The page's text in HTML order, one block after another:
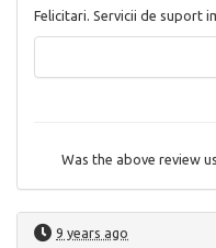
Felicitari. Servicii de suport
Was the above review
9 years ago